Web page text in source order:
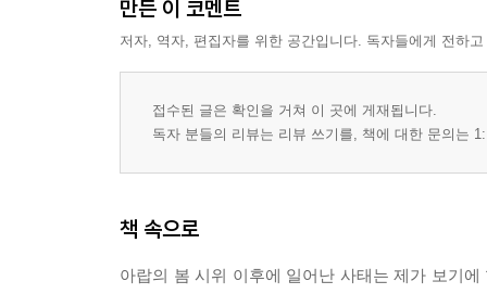
만든 이 코멘트
저자, 역자, 편집자를 위한 공간입니다. 독자들에게 전하
접수된 글은 확인을 거쳐 이 곳에 게재됩니다.
독자 분들의 리뷰는 리뷰 쓰기를, 책에 대한 문의는
책 속으로
아랍의 봄 시위 이후에 일어난 사태는 제가 보기